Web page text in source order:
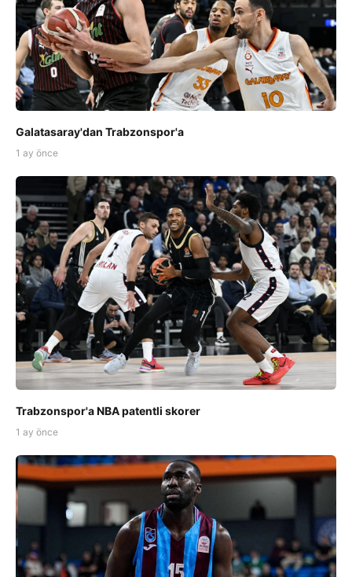
Galatasaray'dan Trabzonspor'a
1 ay önce
Trabzonspor'a NBA patentli skorer
1 ay önce